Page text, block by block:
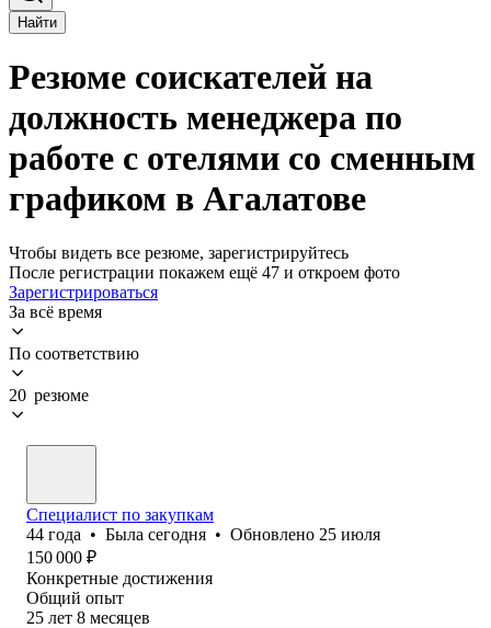
Найти
Резюме соискателей на
должность менеджера по
работе с отелями со сменным
графиком в Агалатове
Чтобы видеть все резюме, зарегистрируйтесь
После регистрации покажем ещё 47 и откроем фото
Зарегистрироваться
За всё время
По соответствию
20 резюме
Специалист по закупкам
44 года • Была сегодня • Обновлено 25 июля
150 000 ₽
Конкретные достижения
Общий опыт
25 лет 8 месяцев